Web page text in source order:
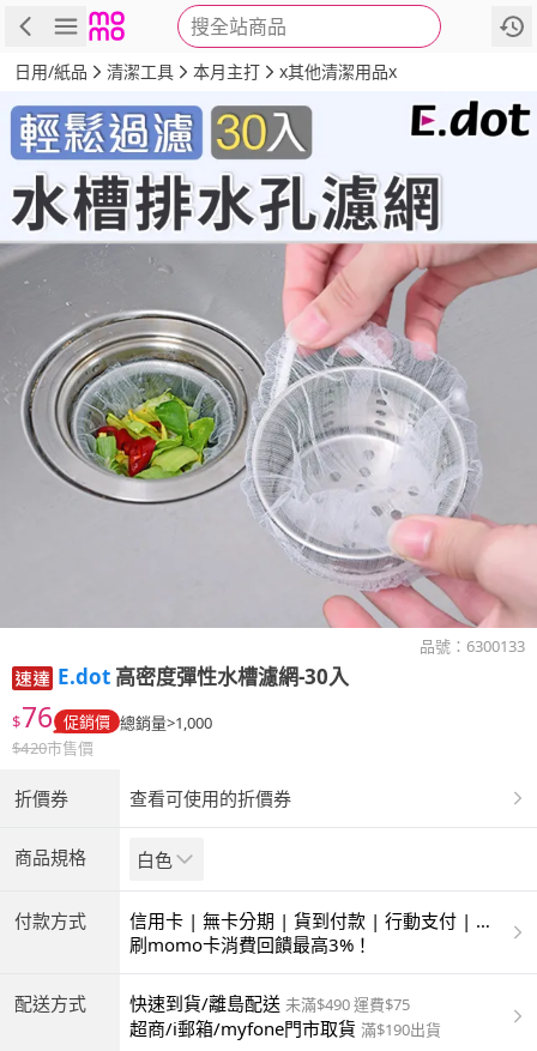
搜全站商品
商品 評價 詳情
日用/紙品 清潔工具 本月主打 x其他清潔用品x
品號： 6300133
E.dot 高密度彈性水槽濾網-30入
$76 促銷價 總銷量>1,000
$420市售價
折價券 查看可使用的折價券
商品規格 白色
付款方式
信用卡 | 無卡分期 | 貨到付款 | 行動支付 | 超
商付款 | ATM | 銀聯卡
刷momo卡消費回饋最高3%！
配送方式 快速到貨/離島配送 未滿$490 運費$75
超商/i郵箱/myfone門市取貨 滿$190出貨